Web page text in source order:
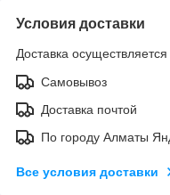
Условия доставки
Доставка
Самовывоз
Доставка почтой
По городу Алматы
Все условия доставки